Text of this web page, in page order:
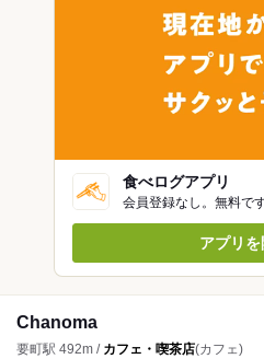
食べログアプリ
会員登録なし。無料で
アプリを
Chanoma
要町駅 492m / カフェ・喫茶店(カフェ)